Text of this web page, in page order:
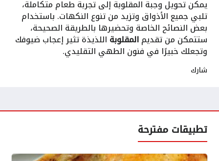
يمكن تحويل وجبة المقلوبة إلى تجربة طعام متكاملة،
تلبي جميع الأذواق وتزيد من تنوع النكهات. باستخدام
بعض النصائح الخاصة وتحضيرها بالطريقة الصحيحة،
ستتمكن من تقديمالمقلوبة اللذيذة تثير إعجاب ضيوفك
وتجعلك خبيرًا في فنون الطهي التقليدي.
شارك
تطبيقات مفترحة